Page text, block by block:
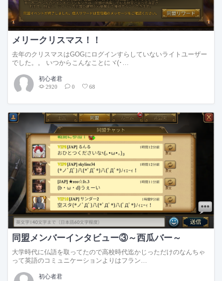
メリークリスマス！！
去年のクリスマスはGOGにログインすらしていないライトユーザー
でした。。 いつからこんなことにヾ(･…
初心者君
2920 0 68
同盟メンバーインタビュー③～西瓜バー～
大学時代に仏語を取ってたので高校時代迄かじっただけのなんちゃ
って英語のコミュニケーションよりはフラン…
初心者君